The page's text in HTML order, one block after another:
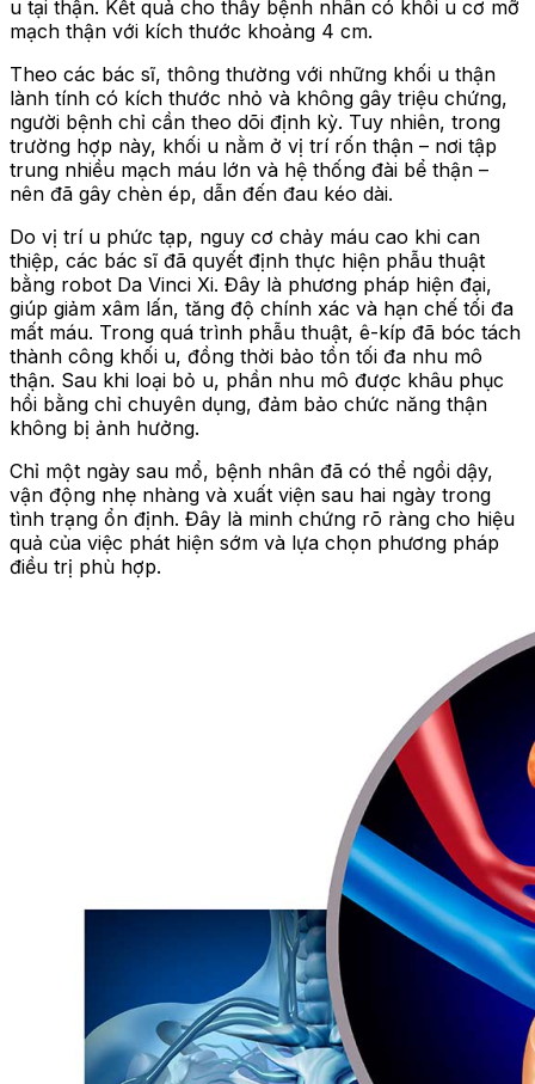
u tại thận. Kết quả cho thấy bệnh nhân có khối u cơ mỡ
mạch thận với kích thước khoảng 4 cm.
Theo các bác sĩ, thông thường với những khối u thận
lành tính có kích thước nhỏ và không gây triệu chứng,
người bệnh chỉ cần theo dõi định kỳ. Tuy nhiên, trong
trường hợp này, khối u nằm ở vị trí rốn thận – nơi tập
trung nhiều mạch máu lớn và hệ thống đài bể thận –
nên đã gây chèn ép, dẫn đến đau kéo dài.
Do vị trí u phức tạp, nguy cơ chảy máu cao khi can
thiệp, các bác sĩ đã quyết định thực hiện phẫu thuật
bằng robot Da Vinci Xi. Đây là phương pháp hiện đại,
giúp giảm xâm lấn, tăng độ chính xác và hạn chế tối đa
mất máu. Trong quá trình phẫu thuật, ê-kíp đã bóc tách
thành công khối u, đồng thời bảo tồn tối đa nhu mô
thận. Sau khi loại bỏ u, phần nhu mô được khâu phục
hồi bằng chỉ chuyên dụng, đảm bảo chức năng thận
không bị ảnh hưởng.
Chỉ một ngày sau mổ, bệnh nhân đã có thể ngồi dậy,
vận động nhẹ nhàng và xuất viện sau hai ngày trong
tình trạng ổn định. Đây là minh chứng rõ ràng cho hiệu
quả của việc phát hiện sớm và lựa chọn phương pháp
điều trị phù hợp.